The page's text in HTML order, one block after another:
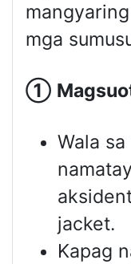
mga
①
Wala
jacket.
Kapag